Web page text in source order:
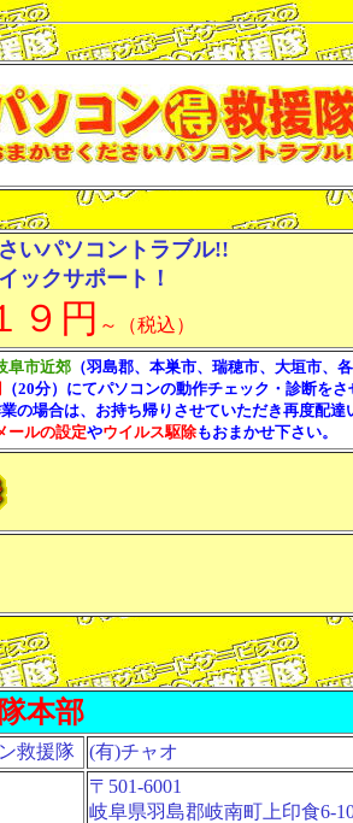
いパソコントラブル!!
ックサポート！
９円 ～（税込）
阜市近郊 （羽島郡、本巣市、瑞穂市、大垣市、
（20分）にてパソコンの動作チェック・診断を
の場合は、お持ち帰りさせていただき再度配達
ールの設定やウイルス駆除もおまかせ下さい。
本部
救援隊 (有)チャオ
〒501-6001
岐阜県羽島郡岐南町上印食6-